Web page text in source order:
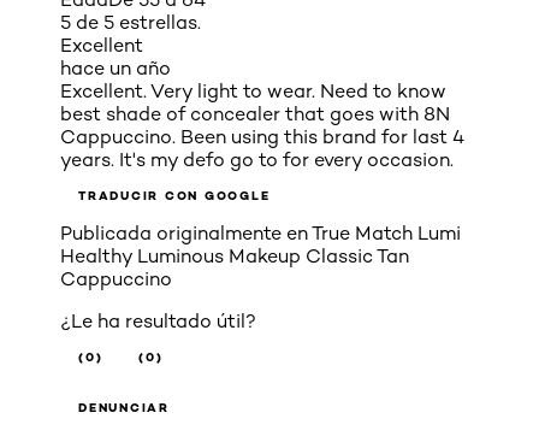
5 de 5 estrellas.
Excellent
hace un año
Excellent. Very light to wear. Need to know
best shade of concealer that goes with 8N
Cappuccino. Been using this brand for last 4
years. It's my defo go to for every occasion.
TRADUCIR CON GOOGLE
Publicada originalmente enTrue Match Lumi
Healthy Luminous Makeup Classic Tan
Cappuccino
¿Le ha resultado útil?
(0) (0)
DENUNCIAR